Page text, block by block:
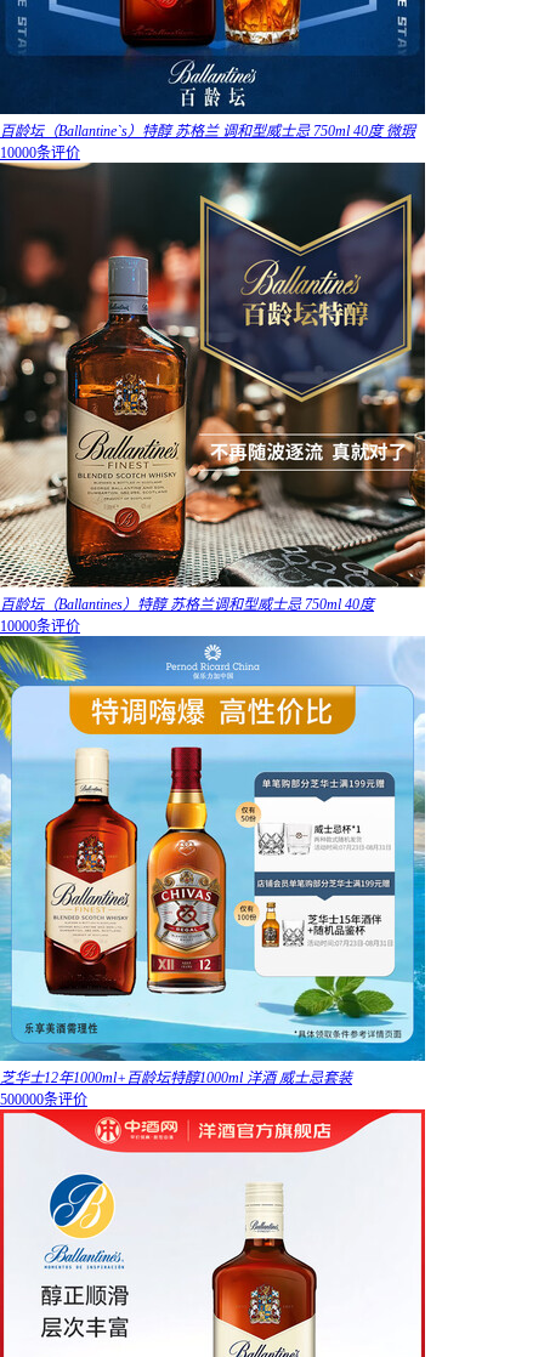
百龄坛（Ballantine`s）特醇 苏格兰 调和型威士忌 750ml 40度 微瑕
10000条评价
百龄坛（Ballantines）特醇 苏格兰调和型威士忌 750ml 40度
10000条评价
芝华士12年1000ml+百龄坛特醇1000ml 洋酒 威士忌套装
500000条评价